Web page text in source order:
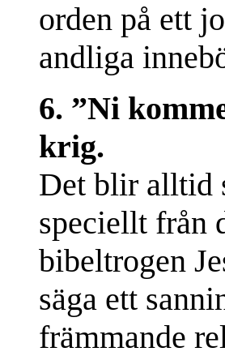
orden på ett
andliga
6. ”Ni
krig.
Det blir alltid
speciellt från
bibeltrogen
säga ett
främmande